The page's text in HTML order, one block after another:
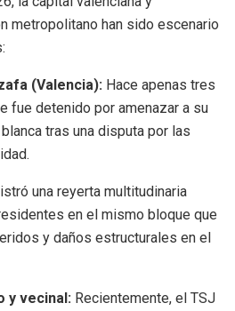
metropolitano han sido escenario
(Valencia): Hace apenas tres
fue detenido por amenazar a su
tras una disputa por las
una reyerta multitudinaria
en el mismo bloque que
y daños estructurales en el
y vecinal: Recientemente, el TSJ